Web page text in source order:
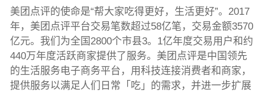
美团点评的使命是“帮大家吃得更好，生活更好”。2017
年，美团点评平台交易笔数超过58亿笔，交易金额3570
亿元。我们为全国2800个市县3。1亿年度交易用户和约
440万年度活跃商家提供了服务。美团点评是中国领先
的生活服务电子商务平台，用科技连接消费者和商家，
提供服务以满足人们日常「吃」的需求，并进一步扩展